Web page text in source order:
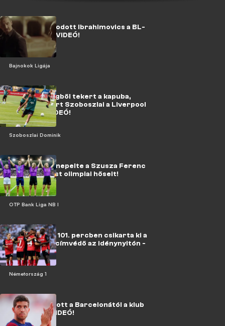
Bajnokok Ligája
Óriásit trollkodott Ibrahimovics a BL-
sorsoláson - VIDEÓ!
Szoboszlai Dominik
Zseniális szögből tekert a kapuba,
fogadást nyert Szoboszlai a Liverpool
edzésén - VIDEÓ!
OTP Bank Liga NB I
VIDEÓ: így ünnepelte a Szusza Ferenc
Stadion Újpest olimpiai hőseit!
Németország 1
Bundesliga: a 101. percben csikarta ki a
győzelmet a címvédő az idénynyitón -
videóval!
Sírva búcsúzott a Barcelonától a klub
legendája - VIDEÓ!